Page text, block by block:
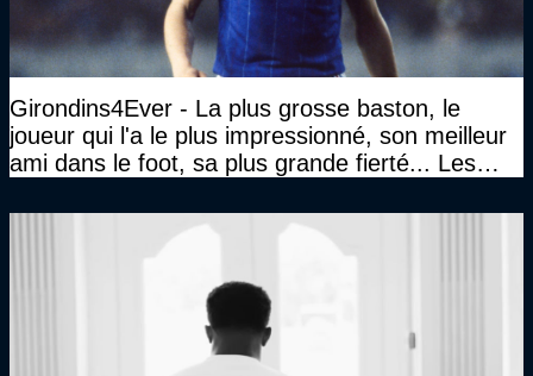
Girondins4Ever - La plus grosse baston, le
joueur qui l'a le plus impressionné, son meilleur
ami dans le foot, sa plus grande fierté... Les